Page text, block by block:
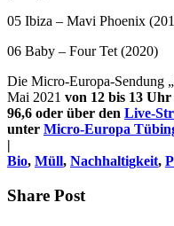
05 Ibiza – Mavi Phoenix
06 Baby – Four Tet (2020)
Die Micro-Europa-Sendung
Mai 2021 von 12 bis 13
96,6 oder über den Live-
unter Micro-Europa
|
Bio, Müll, Nachhaltigkeit,
Share Post